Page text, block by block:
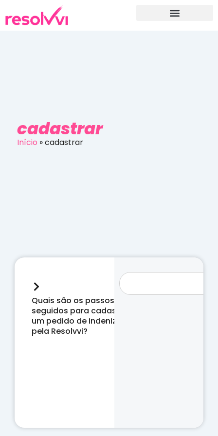
cadastrar
Início »cadastrar
Quais são os passos
seguidos para cadastrar
um pedido de indenização
pela Resolvvi?